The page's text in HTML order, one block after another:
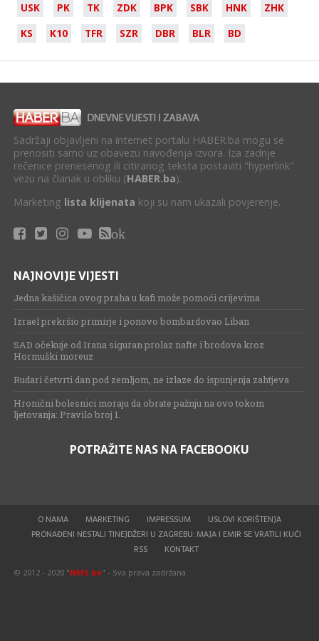
USK PK TK ZDK BPK SBK HNK
ZHK
KS
K10 TFR SZR DBR BLR BD
Sadržaji objavljeni na internet portalu HABER.ba mogu se
prenositi samo uz obavezu navođenja izvora. Iza zadnje
rečenice prenesenog ili citiranog teksta postaviti "hyperlink"
vezu na članak u obliku (HABER.ba).
Marketing lista klijenata koji su nam ukazali povjerenje.
ok
NAJNOVIJE VIJESTI
Jedna kašičica ovog praha u kafi može pomoći crijevima
Izrael prekršio primirje i ponovo bombardovao Liban
SAD očekuje od Irana siguran prolaz nafte i brodova kroz
Hormuški moreuz
Rudari četvrti dan pod zemljom, ne izlaze do ispunjenja zahtjeva
Hronični bolesnici moraju da obrate pažnju na ovo tokom
ljetovanja: Pravilo broj 1.
POTRAŽITE NAS NA FACEBOOKU
O NAMA MARKETING IMPRESSUM
USLOVI KORIŠTENJA
PRONAĐENI NESTALI TINEJDŽERI U ZAGREBU: MAJA I EMIR SE VRATILI KUĆI
RSS
KONTAKT
© 2012 - 2020 "NMS.ba" - Sva prava zadržana.